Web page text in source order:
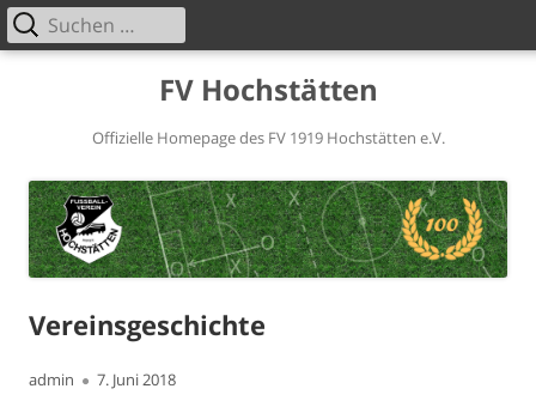
FV Hochstätten
Offizielle Homepage des FV 1919 Hochstätten e.V.
Primäres
Suchen
nach:
Vereinsgeschichte
Autor
admin
Veröffentlicht
7. Juni 2018